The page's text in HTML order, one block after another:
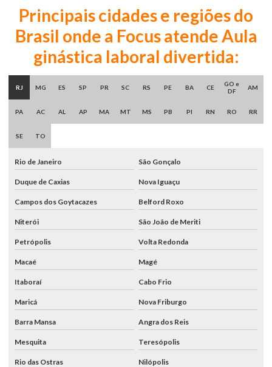
Principais cidades e regiões do
Brasil onde a Focus atende Aula
ginástica laboral divertida:
RJ MG ES SP PR SC RS PE BA CE
GO e
DF
AM
PA AC AL AP MA MT MS PB PI RN RO RR
SE TO
Rio de Janeiro São Gonçalo
Duque de Caxias Nova Iguaçu
Campos dos Goytacazes Belford Roxo
Niterói São João de Meriti
Petrópolis Volta Redonda
Macaé Magé
Itaboraí Cabo Frio
Maricá Nova Friburgo
Barra Mansa Angra dos Reis
Mesquita Teresópolis
Rio das Ostras Nilópolis